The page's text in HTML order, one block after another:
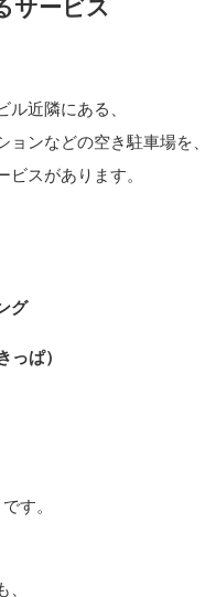
サービス
ル近隣にある、
ョンなどの空き駐車場を、
ビスがあります。
グ
っぱ）
す。
、